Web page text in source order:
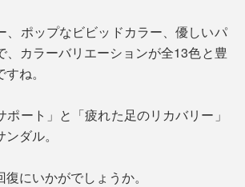
、ポップなビビッドカラー、優しいパ
、カラーバリエーションが全13色と豊
ね。
ポート」と「疲れた足のリカバリー」
ダル。
にいかがでしょうか。